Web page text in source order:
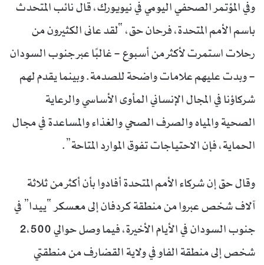
وفي المؤتمر الصحفي اليومي في نيويورك، قال نائب المتحدث
باسم الأمم المتحدة، فرحان حق، “لقد عانى الكثيرون من
رحلات استمرت لأكثر من أسبوع – غالبًا عبر جنوب السودان
– وبدت عليهم علامات واضحة للصدمة. وبينما يقدم لهم
شركاؤنا في المجال الإنساني المأوى الأساسي والرعاية
الصحية والمياه والصرف الصحي والغذاء والمساعدة في مجال
الحماية، فإن الاحتياجات تفوق الموارد المتاحة”.
وقال حق إن شركاء الأمم المتحدة أفادوا بأن أكثر من ثلاثة
آلاف شخص عبروا من منطقة كردفان إلى معسكر “ييدا” في
جنوب السودان في الأيام الأخيرة، فيما وصل حوالي 2،500
شخص إلى منطقة الفاو في ولاية القضارف من منطقتي